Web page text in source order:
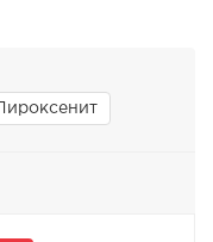
Пироксенит